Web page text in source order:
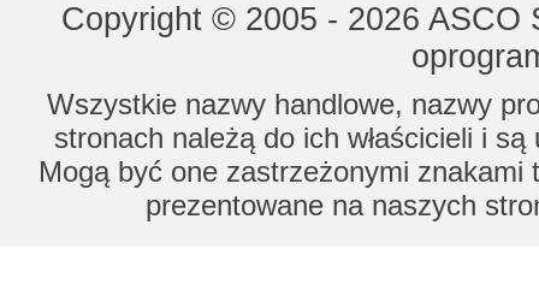
Copyright © 2005 - 2026
Wszystkie nazwy handlowe, nazwy
stronach należą do ich właścicieli i
Mogą być one zastrzeżonymi znakami
prezentowane na naszych